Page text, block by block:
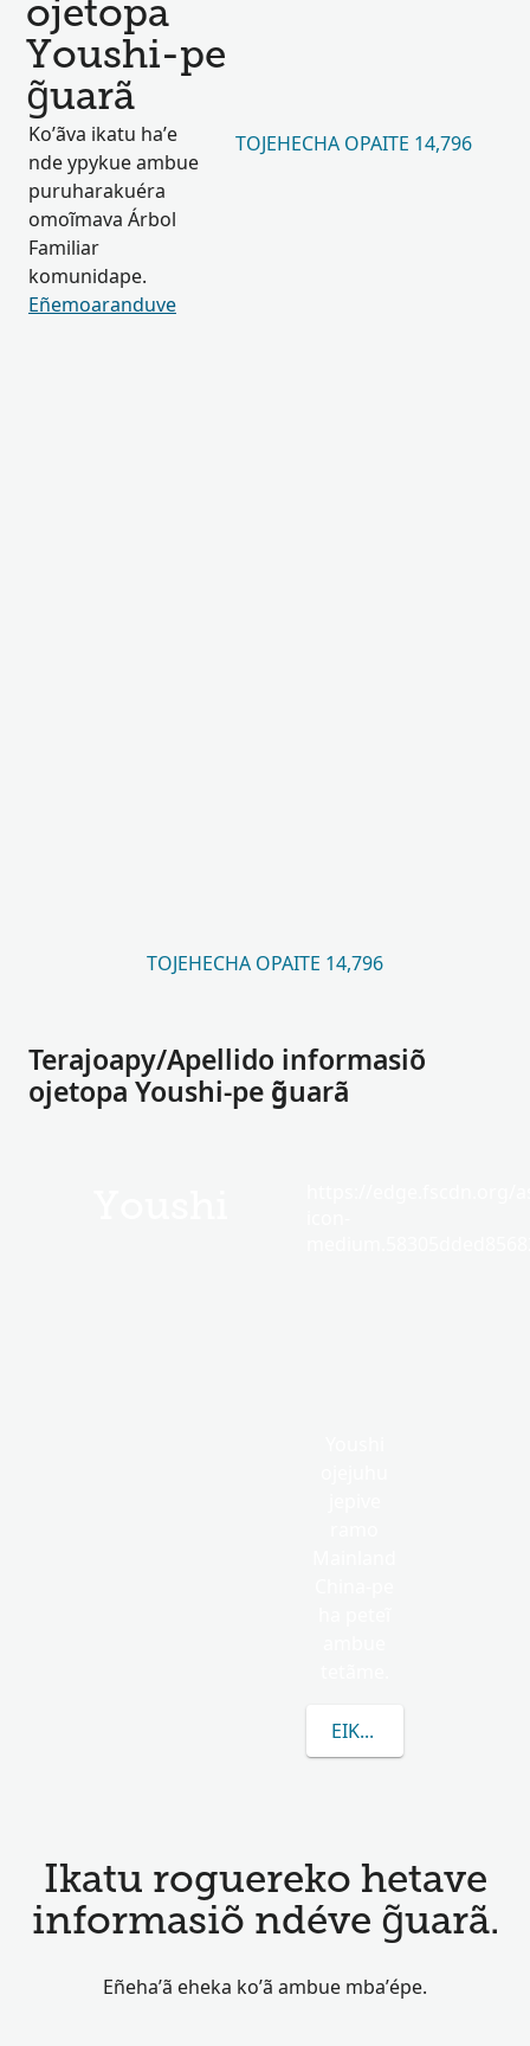
ojetopa
Youshi-pe
g̃uarã
Ko’ãva ikatu ha’e
nde ypykue ambue
puruharakuéra
omoĩmava Árbol
Familiar
komunidape.
Eñemoaranduve
TOJEHECHA OPAITE 14,796
TOJEHECHA OPAITE 14,796
Terajoapy/Apellido informasiõ
ojetopa Youshi-pe g̃uarã
EIKUAAVE YOUSHI
Ikatu roguereko hetave
informasiõ ndéve g̃uarã.
Eñeha’ã eheka ko’ã ambue mba’épe.